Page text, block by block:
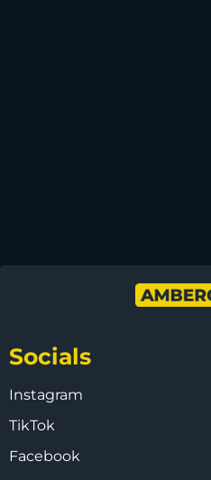
Socials
Instagram
TikTok
Facebook